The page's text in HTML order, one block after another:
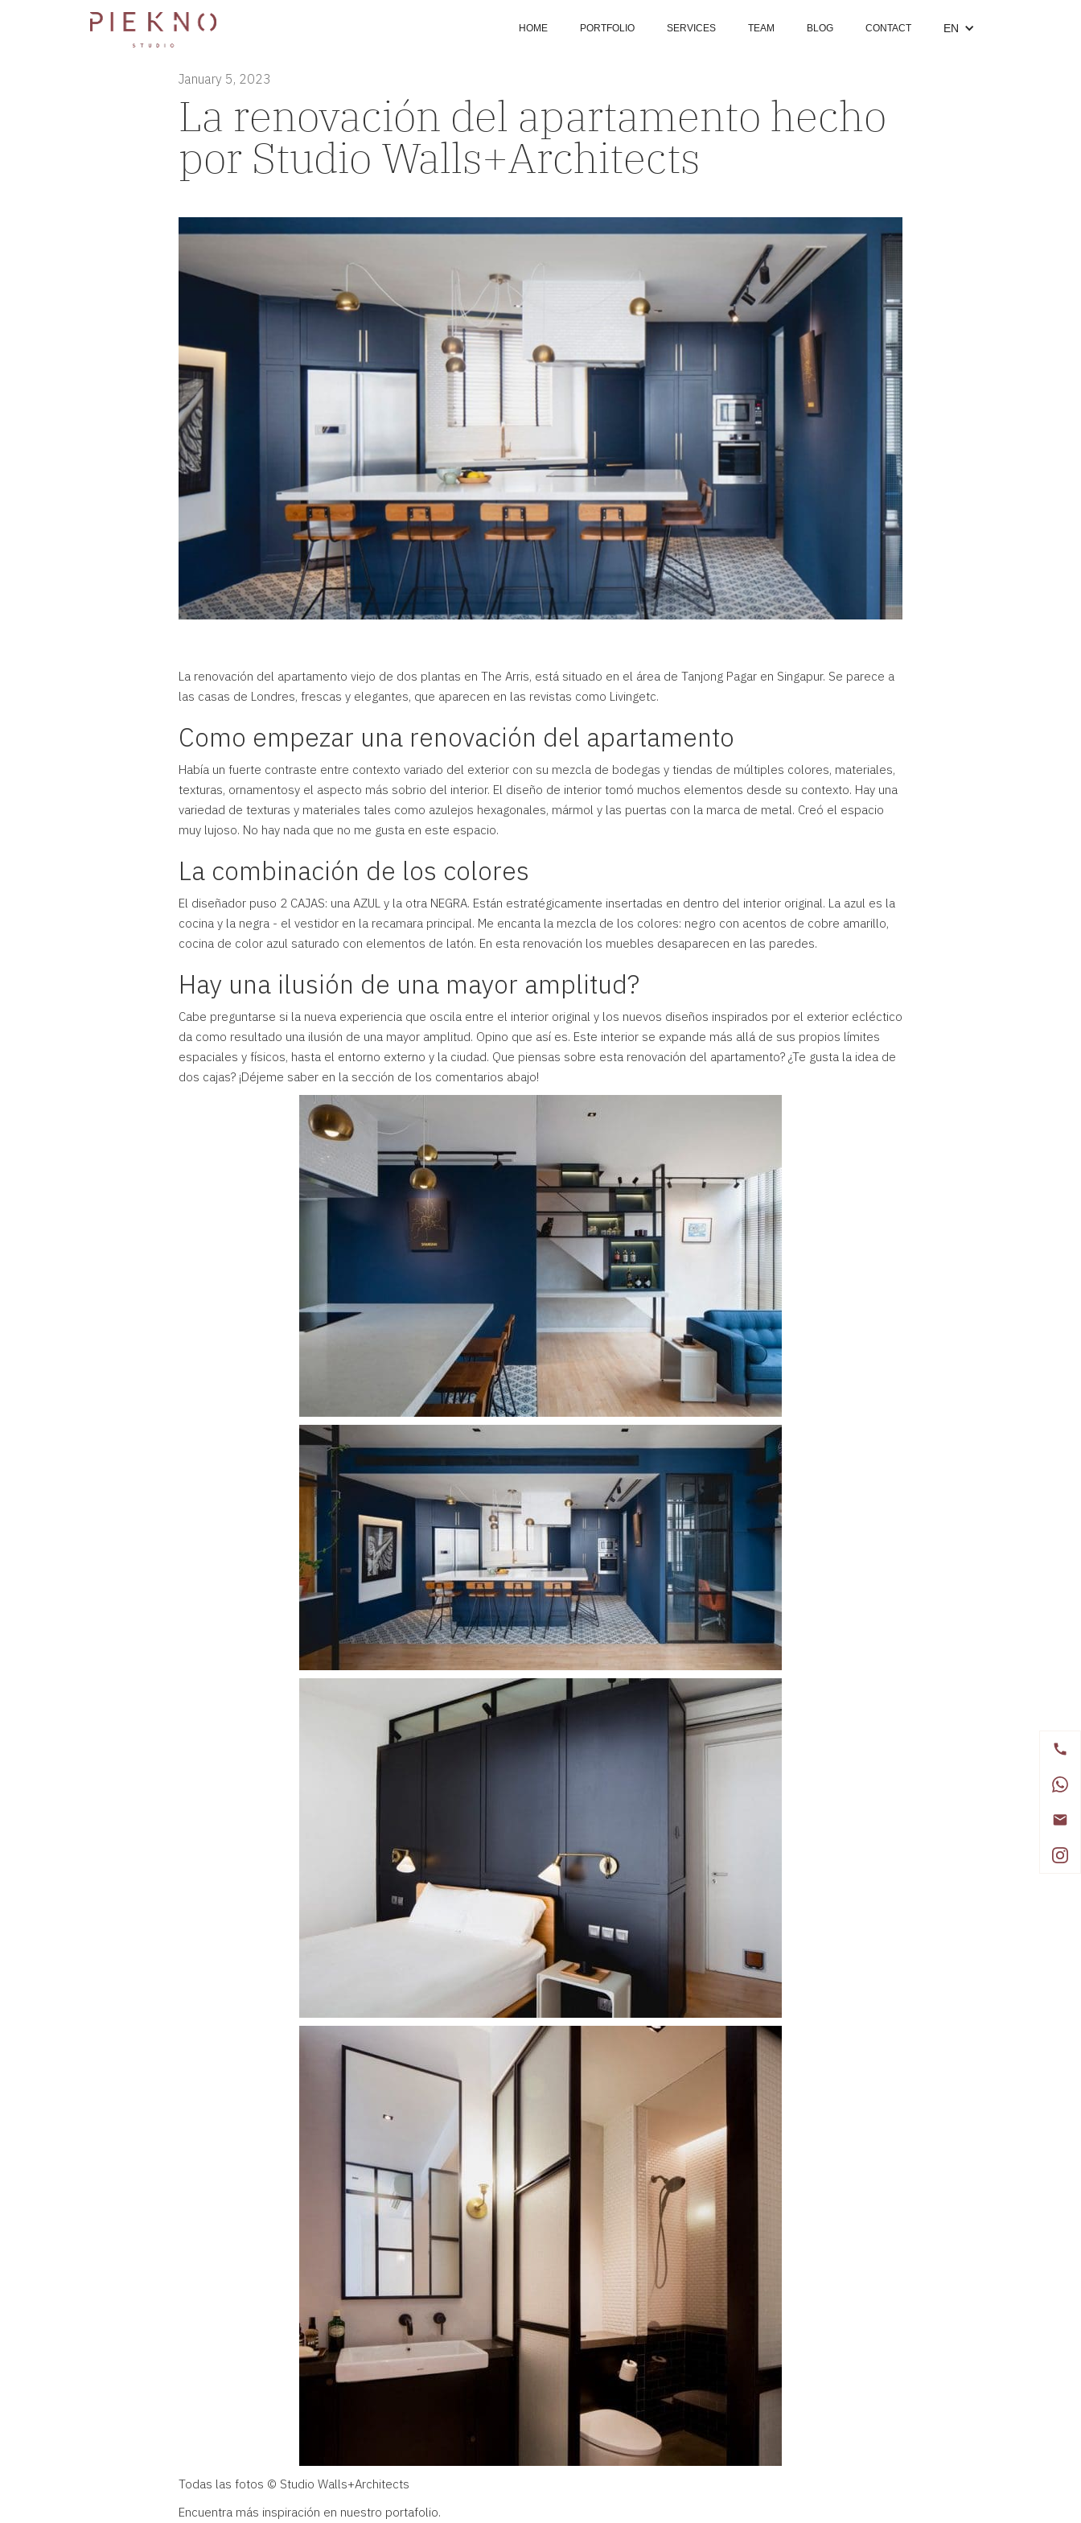
HOME PORTFOLIO SERVICES TEAM BLOG CONTACT EN
January 5, 2023
La renovación del apartamento hecho
por Studio Walls+Architects
La renovación del apartamento viejo de dos plantas en The Arris, está situado en el área de Tanjong Pagar en Singapur. Se parece a
las casas de Londres, frescas y elegantes, que aparecen en las revistas como Livingetc.
Como empezar una renovación del apartamento
Había un fuerte contraste entre contexto variado del exterior con su mezcla de bodegas y tiendas de múltiples colores, materiales,
texturas, ornamentosy el aspecto más sobrio del interior. El diseño de interior tomó muchos elementos desde su contexto. Hay una
variedad de texturas y materiales tales como azulejos hexagonales, mármol y las puertas con la marca de metal. Creó el espacio
muy lujoso. No hay nada que no me gusta en este espacio.
La combinación de los colores
El diseñador puso 2 CAJAS: una AZUL y la otra NEGRA. Están estratégicamente insertadas en dentro del interior original. La azul es la
cocina y la negra - el vestidor en la recamara principal. Me encanta la mezcla de los colores: negro con acentos de cobre amarillo,
cocina de color azul saturado con elementos de latón. En esta renovación los muebles desaparecen en las paredes.
Hay una ilusión de una mayor amplitud?
Cabe preguntarse si la nueva experiencia que oscila entre el interior original y los nuevos diseños inspirados por el exterior ecléctico
da como resultado una ilusión de una mayor amplitud. Opino que así es. Este interior se expande más allá de sus propios límites
espaciales y físicos, hasta el entorno externo y la ciudad. Que piensas sobre esta renovación del apartamento? ¿Te gusta la idea de
dos cajas? ¡Déjeme saber en la sección de los comentarios abajo!
Todas las fotos © Studio Walls+Architects
Encuentra más inspiración en nuestro portafolio.